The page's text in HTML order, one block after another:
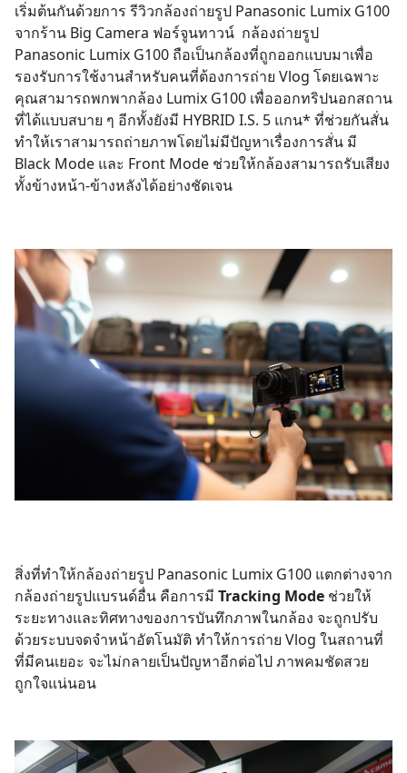
เริ่มต้นกันด้วยการ รีวิวกล้องถ่ายรูป Panasonic Lumix G100
จากร้าน Big Camera ฟอร์จูนทาวน์ กล้องถ่ายรูป
Panasonic Lumix G100 ถือเป็นกล้องที่ถูกออกแบบมาเพื่อ
รองรับการใช้งานสำหรับคนที่ต้องการถ่าย Vlog โดยเฉพาะ
คุณสามารถพกพากล้อง Lumix G100 เพื่อออกทริปนอกสถาน
ที่ได้แบบสบาย ๆ อีกทั้งยังมี HYBRID I.S. 5 แกน* ที่ช่วยกันสั่น
ทำให้เราสามารถถ่ายภาพโดยไม่มีปัญหาเรื่องการสั่น มี
Black Mode และ Front Mode ช่วยให้กล้องสามารถรับเสียง
ทั้งข้างหน้า-ข้างหลังได้อย่างชัดเจน
สิ่งที่ทำให้กล้องถ่ายรูป Panasonic Lumix G100 แตกต่างจาก
กล้องถ่ายรูปแบรนด์อื่น คือการมี Tracking Mode ช่วยให้
ระยะทางและทิศทางของการบันทึกภาพในกล้อง จะถูกปรับ
ด้วยระบบจดจำหน้าอัตโนมัติ ทำให้การถ่าย Vlog ในสถานที่
ที่มีคนเยอะ จะไม่กลายเป็นปัญหาอีกต่อไป ภาพคมชัดสวย
ถูกใจแน่นอน